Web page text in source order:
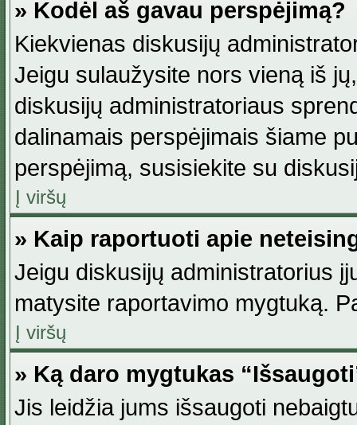
» Kodėl aš gavau perspėjimą?
Kiekvienas diskusijų
Jeigu sulaužysite nors vieną iš
diskusijų administratoriaus
dalinamais perspėjimais šiame
perspėjimą, susisiekite su
Į viršų
» Kaip raportuoti apie
Jeigu diskusijų administratorius
matysite raportavimo mygtuką.
Į viršų
» Ką daro mygtukas
Jis leidžia jums išsaugoti